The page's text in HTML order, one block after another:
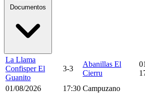
Documentos
La Llama
Confisper El
Guanito
3-3
Abanillas El
Cierru
01/08/2026 17:30 Campuzano